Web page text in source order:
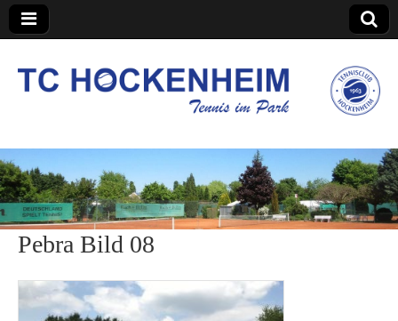
TC Hockenheim
Pebra Bild 08